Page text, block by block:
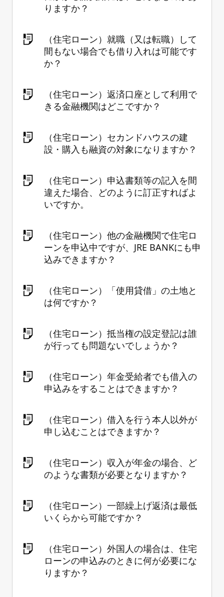
りますか？
（住宅ローン）就職（又は転職）して
間もない場合でも借り入れは可能です
か？
（住宅ローン）返済口座として利用で
きる金融機関はどこですか？
（住宅ローン）セカンドハウスの建
設・購入も融資の対象になりますか？
（住宅ローン）申込書類等の記入を間
違えた場合、どのように訂正すればよ
いですか。
（住宅ローン）他の金融機関で住宅ロ
ーンを申込中ですが、JRE BANKにも申
込みできますか？
（住宅ローン）「使用貸借」の土地と
は何ですか？
（住宅ローン）抵当権の設定登記は誰
が行っても問題ないでしょうか？
（住宅ローン）年金受給者でも借入の
申込みをすることはできますか？
（住宅ローン）借入を行う本人以外が
申し込むことはできますか？
（住宅ローン）収入が年金の場合、ど
のような書類が必要となりますか？
（住宅ローン）一部繰上げ返済は最低
いくらから可能ですか？
（住宅ローン）外国人の場合は、住宅
ローンの申込みのときに何が必要にな
りますか？